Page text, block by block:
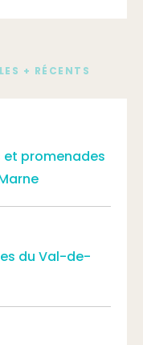
LES + RÉCENTS
et promenades
du Val-de-